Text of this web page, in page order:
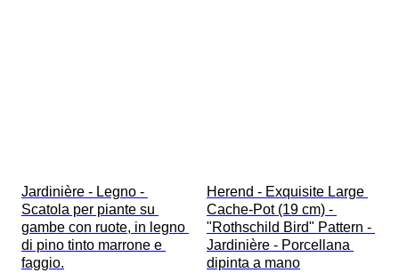
Jardinière - Legno -
Scatola per piante su
gambe con ruote, in legno
di pino tinto marrone e
faggio.
Herend - Exquisite Large
Cache-Pot (19 cm) -
"Rothschild Bird" Pattern -
Jardinière - Porcellana
dipinta a mano